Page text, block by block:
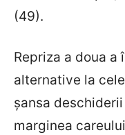
(49).
Repriza a doua
alternative la
șansa
marginea